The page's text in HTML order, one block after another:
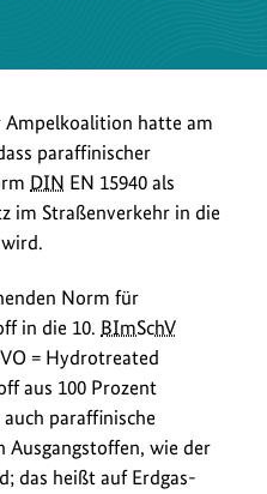
Ampelkoalition hatte am
paraffinischer
DIN EN 15940 als
im Straßenverkehr in die
Norm für
in die 10. BImSchV
= Hydrotreated
aus 100 Prozent
paraffinische
Ausgangstoffen, wie der
das heißt auf Erdgas-